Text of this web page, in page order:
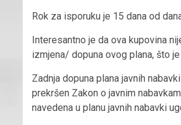
Rok za isporuku je 15 dana od
Interesantno je da ova kupovina
izmjena/ dopuna ovog plana, što
Zadnja dopuna plana javnih
prekršen Zakon o javnim
navedena u planu javnih nabavki